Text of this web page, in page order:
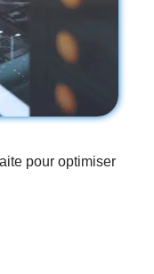
pour optimiser